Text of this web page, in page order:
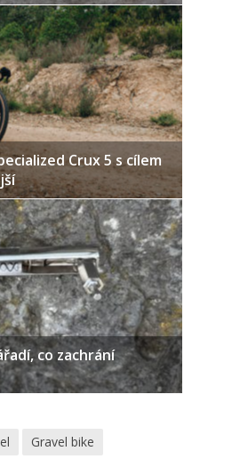
Crux 5 s cílem
co zachrání
Gravel bike